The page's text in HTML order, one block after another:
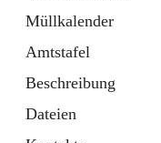
Müllkalender
Amtstafel
Beschreibung
Dateien